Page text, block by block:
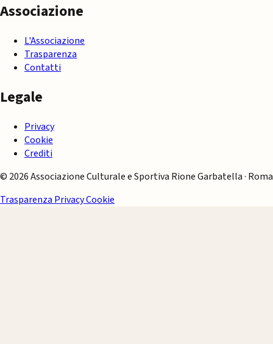
Associazione
L'Associazione
Trasparenza
Contatti
Legale
Privacy
Cookie
Crediti
© 2026 Associazione Culturale e Sportiva Rione Garbatella · Roma
Trasparenza PrivacyCookie